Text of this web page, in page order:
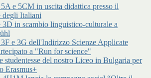
e 5CM in uscita didattica presso il
degli Italiani
3D in scambio linguistico-culturale a
e 3G dell'Indirizzo Scienze Applicate
a "Run for science"
studentesse del nostro Liceo in Bulgaria per
Erasmus+